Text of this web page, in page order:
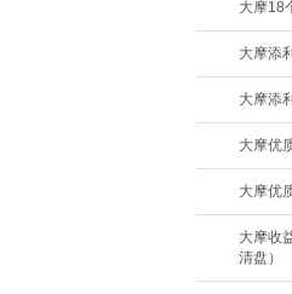
大摩18
大摩添
大摩添
大摩优
大摩优
大摩收
清盘）